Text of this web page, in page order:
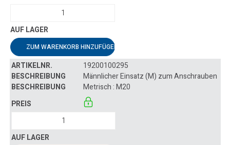
ZUM WARENKORB HINZUFÜGEN
19200100295
Männlicher Einsatz (M) zum Anschrauben
Metrisch : M20